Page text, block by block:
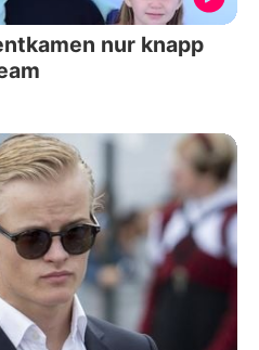
nur knapp